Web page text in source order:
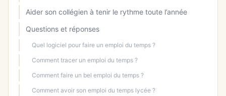
Aider son collégien à tenir le rythme toute l’année
Questions et réponses
Quel logiciel pour faire un emploi du temps ?
Comment tracer un emploi du temps ?
Comment faire un bel emploi du temps ?
Comment avoir son emploi du temps lycée ?